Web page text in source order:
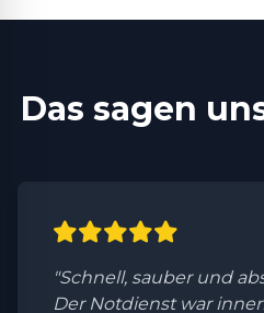
Das sagen
"Schnell, sauber und
Der Notdienst war